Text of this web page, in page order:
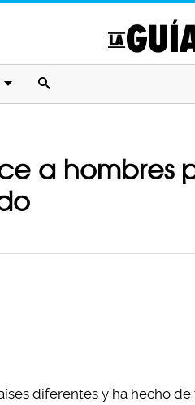
a hombres
diferentes y ha hecho